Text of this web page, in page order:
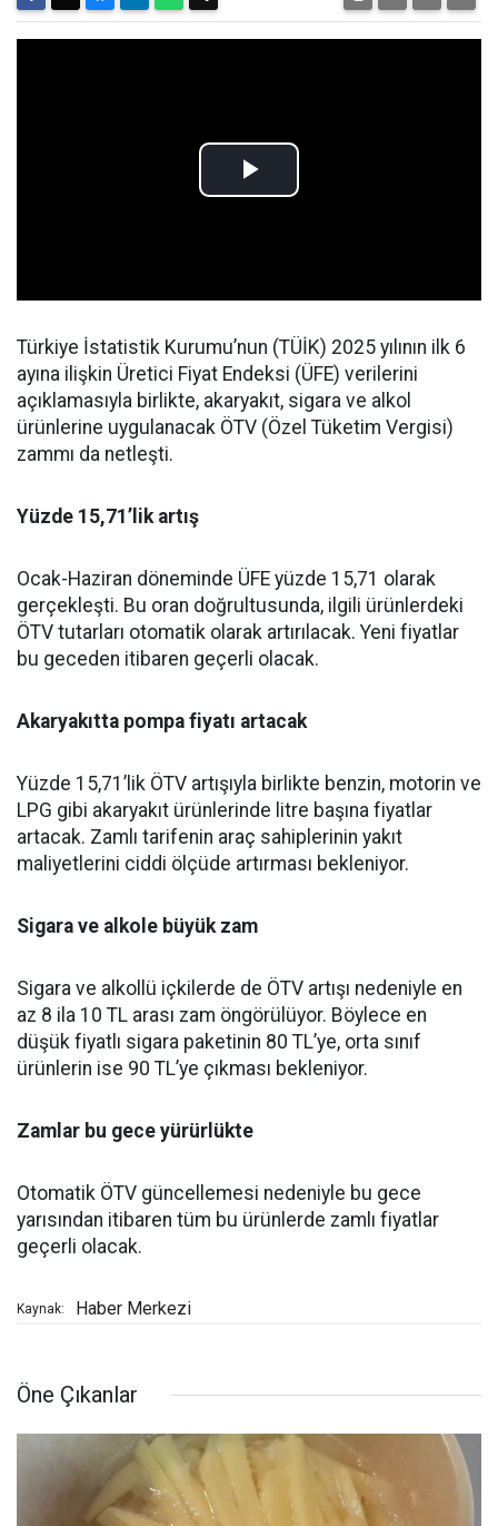
Türkiye İstatistik Kurumu’nun (TÜİK) 2025 yılının ilk 6
ayına ilişkin Üretici Fiyat Endeksi (ÜFE) verilerini
açıklamasıyla birlikte, akaryakıt, sigara ve alkol
ürünlerine uygulanacak ÖTV (Özel Tüketim Vergisi)
zammı da netleşti.
Yüzde 15,71’lik artış
Ocak-Haziran döneminde ÜFE yüzde 15,71 olarak
gerçekleşti. Bu oran doğrultusunda, ilgili ürünlerdeki
ÖTV tutarları otomatik olarak artırılacak. Yeni fiyatlar
bu geceden itibaren geçerli olacak.
Akaryakıtta pompa fiyatı artacak
Yüzde 15,71’lik ÖTV artışıyla birlikte benzin, motorin ve
LPG gibi akaryakıt ürünlerinde litre başına fiyatlar
artacak. Zamlı tarifenin araç sahiplerinin yakıt
maliyetlerini ciddi ölçüde artırması bekleniyor.
Sigara ve alkole büyük zam
Sigara ve alkollü içkilerde de ÖTV artışı nedeniyle en
az 8 ila 10 TL arası zam öngörülüyor. Böylece en
düşük fiyatlı sigara paketinin 80 TL’ye, orta sınıf
ürünlerin ise 90 TL’ye çıkması bekleniyor.
Zamlar bu gece yürürlükte
Otomatik ÖTV güncellemesi nedeniyle bu gece
yarısından itibaren tüm bu ürünlerde zamlı fiyatlar
geçerli olacak.
Kaynak: Haber Merkezi
Öne Çıkanlar